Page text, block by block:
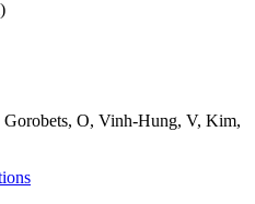
Gorobets, O, Vinh-Hung, V, Kim,